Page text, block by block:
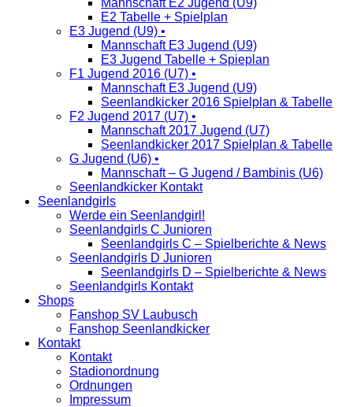
Mannschaft E2 Jugend (U9)
E2 Tabelle + Spielplan
E3 Jugend (U9) •
Mannschaft E3 Jugend (U9)
E3 Jugend Tabelle + Spieplan
F1 Jugend 2016 (U7) •
Mannschaft E3 Jugend (U9)
Seenlandkicker 2016 Spielplan & Tabelle
F2 Jugend 2017 (U7) •
Mannschaft 2017 Jugend (U7)
Seenlandkicker 2017 Spielplan & Tabelle
G Jugend (U6) •
Mannschaft – G Jugend / Bambinis (U6)
Seenlandkicker Kontakt
Seenlandgirls
Werde ein Seenlandgirl!
Seenlandgirls C Junioren
Seenlandgirls C – Spielberichte & News
Seenlandgirls D Junioren
Seenlandgirls D – Spielberichte & News
Seenlandgirls Kontakt
Shops
Fanshop SV Laubusch
Fanshop Seenlandkicker
Kontakt
Kontakt
Stadionordnung
Ordnungen
Impressum